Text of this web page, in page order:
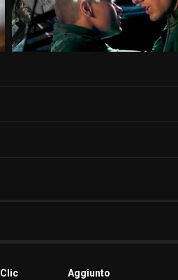
Clic Aggiunto